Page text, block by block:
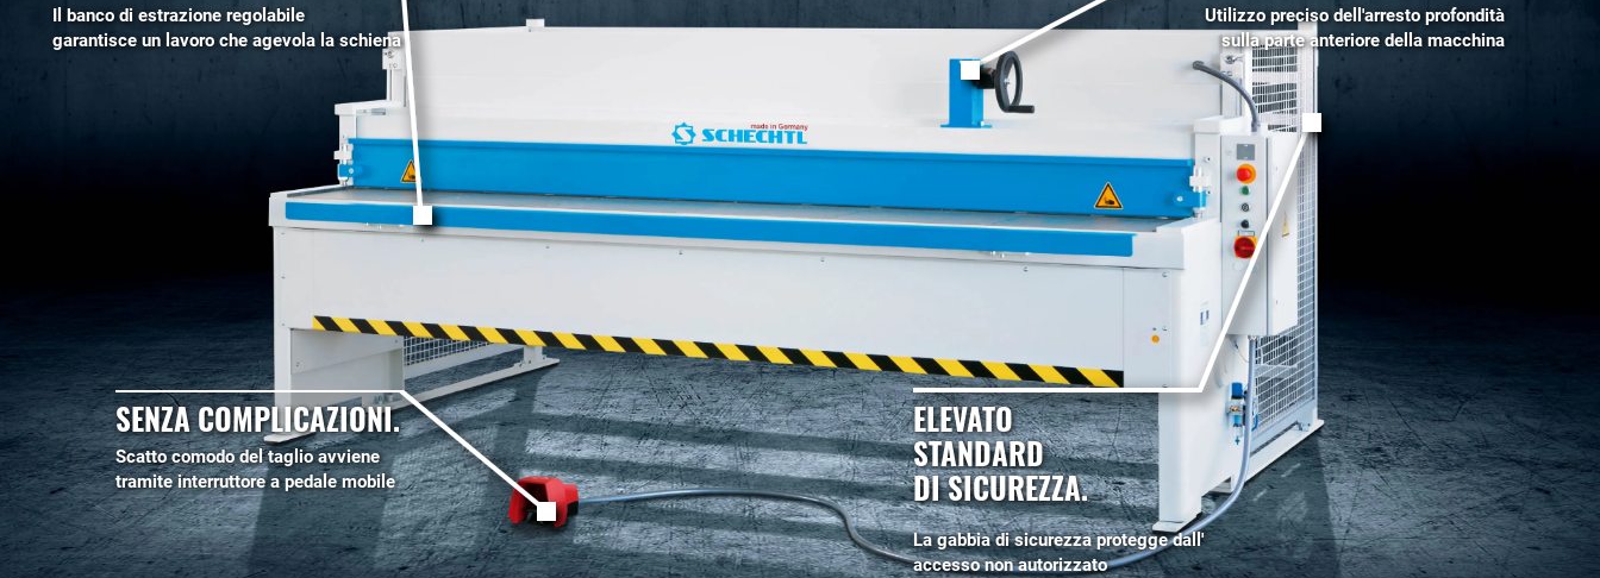
Utilizzo preciso dell'arresto profondità
sulla parte anteriore della macchina
ELEVATO
STANDARD
DI SICUREZZA.
La gabbia di sicurezza protegge dall'
accesso non autorizzato
Il banco di estrazione regolabile
garantisce un lavoro che agevola la schiena
SENZA COMPLICAZIONI.
Scatto comodo del taglio avviene
tramite interruttore a pedale mobile